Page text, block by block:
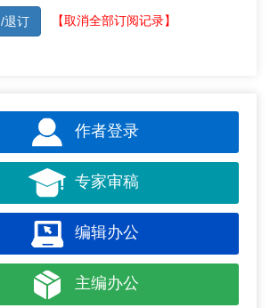
【取消全部订阅记录】
作者登录
专家审稿
编辑办公
主编办公